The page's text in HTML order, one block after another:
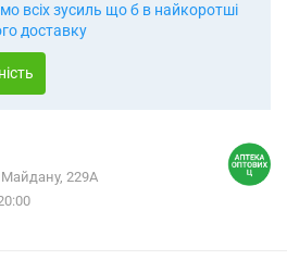
всіх зусиль що б в найкоротші
доставку
Майдану, 229А